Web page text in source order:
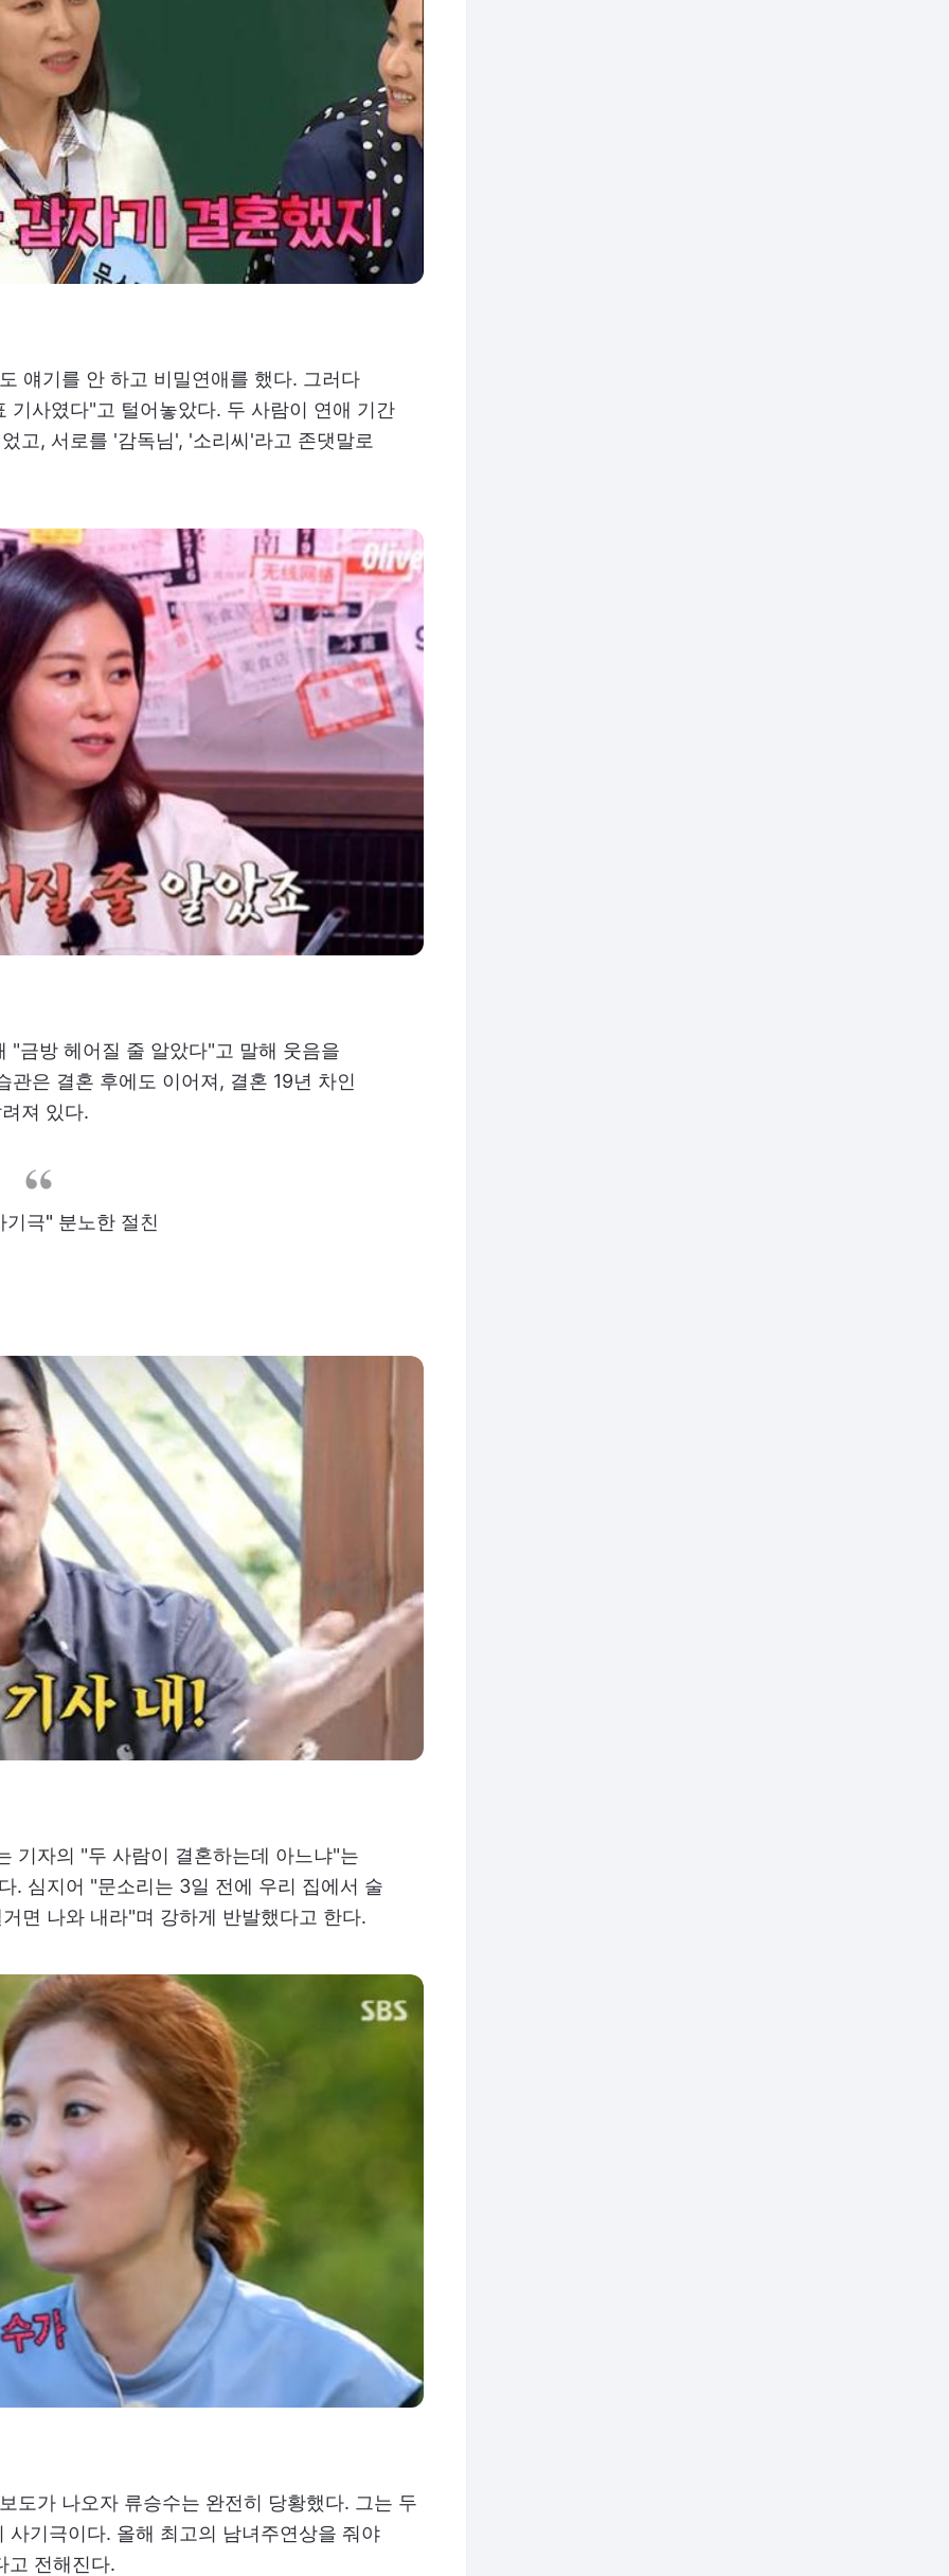
얘기를 안 하고 비밀연애를 했다. 그러다
기사였다"고 털어놓았다. 두 사람이 연애 기간
고, 서로를 '감독님', '소리씨'라고 존댓말로
"금방 헤어질 줄 알았다"고 말해 웃음을
은 결혼 후에도 이어져, 결혼 19년 차인
져 있다.
기극" 분노한 절친
기자의 "두 사람이 결혼하는데 아느냐"는
. 심지어 "문소리는 3일 전에 우리 집에서 술
면 나와 내라"며 강하게 반발했다고 한다.
도가 나오자 류승수는 완전히 당황했다. 그는 두
기극이다. 올해 최고의 남녀주연상을 줘야
고 전해진다.